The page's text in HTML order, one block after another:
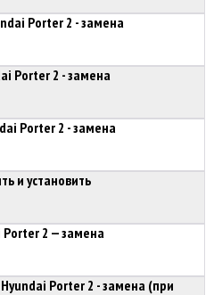
Porter 2 - замена
Porter 2 - замена
Porter 2 - замена
и установить
2 — замена
Porter 2 - замена (при